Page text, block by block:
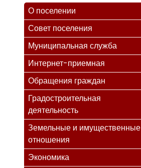
О поселении
Совет поселения
Муниципальная служба
Интернет-приемная
Обращения граждан
Градостроительная
деятельность
Земельные и имущественные
отношения
Экономика